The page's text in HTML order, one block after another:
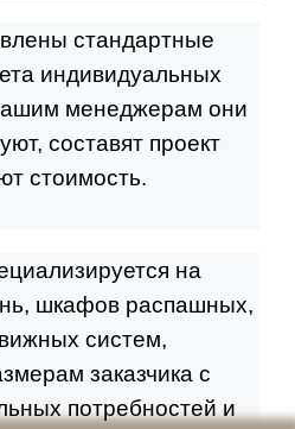
стандартные
индивидуальных
менеджерам они
составят проект
стоимость.
на
шкафов распашных,
систем,
заказчика с
потребностей и